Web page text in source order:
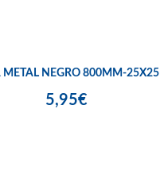
METAL NEGRO 800MM-25X25
5,95€